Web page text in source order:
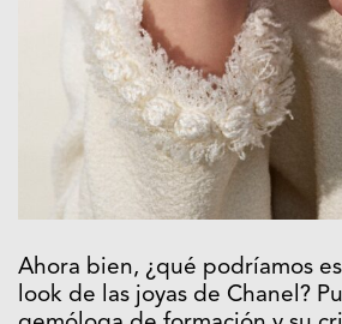
Ahora bien, ¿qué podríamos
look de las joyas de Chanel?